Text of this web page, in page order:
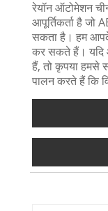
रेयॉन ऑटोमेशन
आपूर्तिकर्ता है जो
सकता है। हम
कर सकते हैं। यदि
हैं, तो कृपया हमसे
पालन करते हैं कि